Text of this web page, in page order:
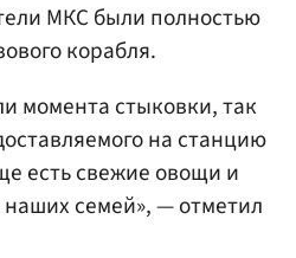
МКС были полностью
корабля.
момента стыковки, так
на станцию
есть свежие овощи и
семей», — отметил